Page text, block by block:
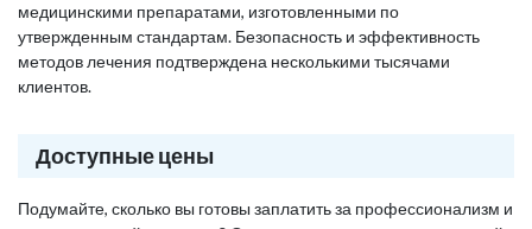
медицинскими препаратами, изготовленными по
утвержденным стандартам. Безопасность и эффективность
методов лечения подтверждена несколькими тысячами
клиентов.
Доступные цены
Подумайте, сколько вы готовы заплатить за профессионализм и